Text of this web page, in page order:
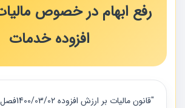
رفع ابهام در خصوص
افزوده خدمات
"قانون